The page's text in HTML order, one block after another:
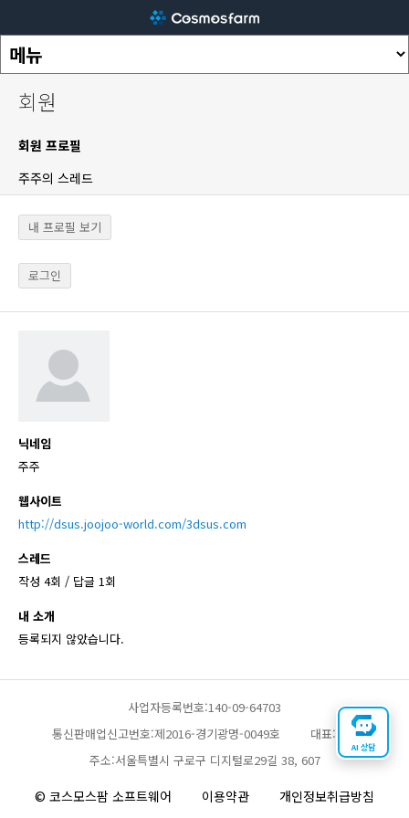
회원
회원 프로필
주주의 스레드
내 프로필 보기
로그인
닉네임
주주
웹사이트
http://dsus.joojoo-world.com/3dsus.com
스레드
작성 4회 / 답글 1회
내 소개
등록되지 않았습니다.
사업자등록번호:140-09-64703
통신판매업신고번호:제2016-경기광명-0049호
대표:채찬
주소:서울특별시 구로구 디지털로29길 38, 607
© 코스모스팜 소프트웨어 이용약관
개인정보취급방침
AI 상담